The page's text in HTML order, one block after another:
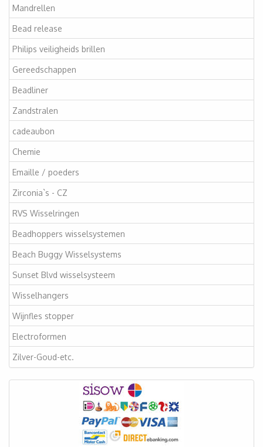
Mandrellen
Bead release
Philips veiligheids brillen
Gereedschappen
Beadliner
Zandstralen
cadeaubon
Chemie
Emaille / poeders
Zirconia`s - CZ
RVS Wisselringen
Beadhoppers wisselsystemen
Beach Buggy Wisselsystems
Sunset Blvd wisselsysteem
Wisselhangers
Wijnfles stopper
Electroformen
Zilver-Goud-etc.